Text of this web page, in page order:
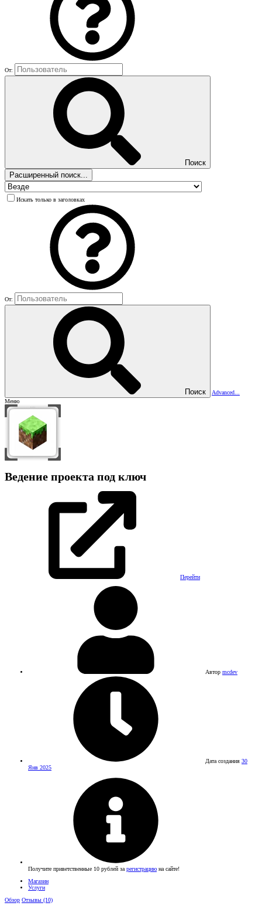
От:
Поиск
Расширенный поиск...
Искать только в заголовках
От:
Поиск
Advanced...
Меню
Ведение проекта под ключ
Перейти
Автор mcdev
Дата создания 30
Янв 2025
Получите приветственные 10 рублей за регистрацию на сайте!
Магазин
Услуги
Обзор Отзывы (10)